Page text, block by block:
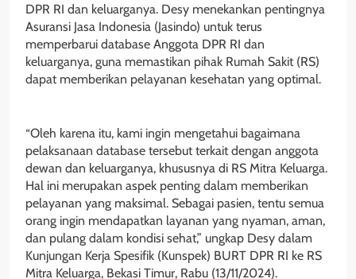
DPR RI dan keluarganya. Desy menekankan pentingnya
Asuransi Jasa Indonesia (Jasindo) untuk terus
memperbarui database Anggota DPR RI dan
keluarganya, guna memastikan pihak Rumah Sakit (RS)
dapat memberikan pelayanan kesehatan yang optimal.
“Oleh karena itu, kami ingin mengetahui bagaimana
pelaksanaan database tersebut terkait dengan anggota
dewan dan keluarganya, khususnya di RS Mitra Keluarga.
Hal ini merupakan aspek penting dalam memberikan
pelayanan yang maksimal. Sebagai pasien, tentu semua
orang ingin mendapatkan layanan yang nyaman, aman,
dan pulang dalam kondisi sehat,” ungkap Desy dalam
Kunjungan Kerja Spesifik (Kunspek) BURT DPR RI ke RS
Mitra Keluarga, Bekasi Timur, Rabu (13/11/2024).